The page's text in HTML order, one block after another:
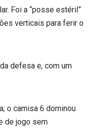
Foi a “posse estéril”
verticais para ferir o
defesa e, com um
o camisa 6 dominou
de jogo sem